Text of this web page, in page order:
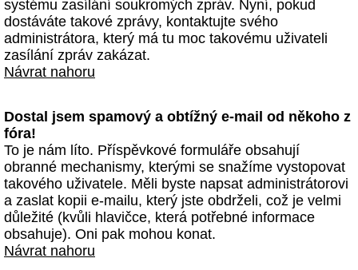
systému zasílání soukromých zpráv. Nyní, pokud
dostáváte takové zprávy, kontaktujte svého
administrátora, který má tu moc takovému uživateli
zasílání zpráv zakázat.
Návrat nahoru
Dostal jsem spamový a obtížný e-mail od někoho z
fóra!
To je nám líto. Příspěvkové formuláře obsahují
obranné mechanismy, kterými se snažíme vystopovat
takového uživatele. Měli byste napsat administrátorovi
a zaslat kopii e-mailu, který jste obdrželi, což je velmi
důležité (kvůli hlavičce, která potřebné informace
obsahuje). Oni pak mohou konat.
Návrat nahoru